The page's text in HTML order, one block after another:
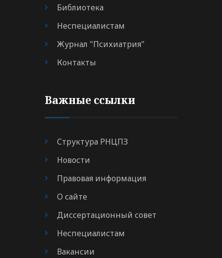
Библиотека
Неспециалистам
Журнал "Психиатрия"
Контакты
Важные ссылки
Структура РНЦПЗ
Новости
Правовая информация
О сайте
Диссертационный совет
Неспециалистам
Вакансии